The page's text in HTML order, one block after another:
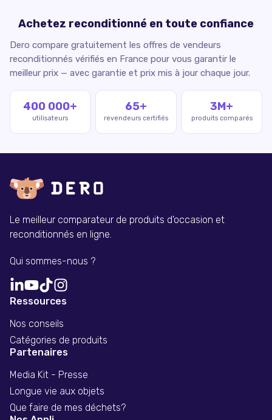
Achetez reconditionné en toute confiance
Dero compare gratuitement les offres de vendeurs
reconditionnés vérifiés en France pour vous garantir le
meilleur prix — avec garantie et prix mis à jour chaque jour.
400 000+
utilisateurs
65+
revendeurs certifiés
3M+
produits comparés
Le meilleur comparateur de produits d'occasion et
reconditionnés en ligne.
Qui sommes-nous ?
Ressources
Nos conseils
Catégories de produits
Partenaires
Media Kit - Presse
Longue vie aux objets
Que faire de mes déchets?